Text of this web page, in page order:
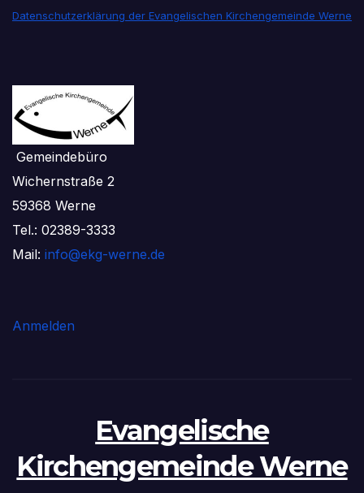
Datenschutzerklärung der Evangelischen Kirchengemeinde Werne
Gemeindebüro
Wichernstraße 2
59368 Werne
Tel.: 02389-3333
Mail: info@ekg-werne.de
Anmelden
Evangelische
Kirchengemeinde Werne